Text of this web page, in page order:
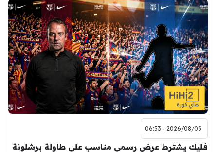
2026/08/05 - 06:53
فليك يشترط عرض رسمي مناسب على طاولة برشلونة